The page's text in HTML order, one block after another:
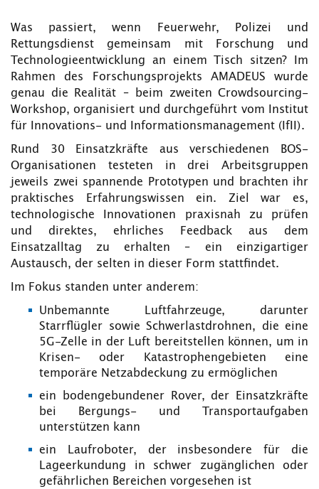
Was passiert, wenn Feuerwehr, Polizei und
Rettungsdienst gemeinsam mit Forschung und
Technologieentwicklung an einem Tisch sitzen? Im
Rahmen des Forschungsprojekts AMADEUS wurde
genau die Realität – beim zweiten Crowdsourcing-
Workshop, organisiert und durchgeführt vom Institut
für Innovations- und Informationsmanagement (IfII).
Rund 30 Einsatzkräfte aus verschiedenen BOS-
Organisationen testeten in drei Arbeitsgruppen
jeweils zwei spannende Prototypen und brachten ihr
praktisches Erfahrungswissen ein. Ziel war es,
technologische Innovationen praxisnah zu prüfen
und direktes, ehrliches Feedback aus dem
Einsatzalltag zu erhalten – ein einzigartiger
Austausch, der selten in dieser Form stattfindet.
Im Fokus standen unter anderem:
Unbemannte Luftfahrzeuge, darunter
Starrflügler sowie Schwerlastdrohnen, die eine
5G-Zelle in der Luft bereitstellen können, um in
Krisen- oder Katastrophengebieten eine
temporäre Netzabdeckung zu ermöglichen
ein bodengebundener Rover, der Einsatzkräfte
bei Bergungs- und Transportaufgaben
unterstützen kann
ein Laufroboter, der insbesondere für die
Lageerkundung in schwer zugänglichen oder
gefährlichen Bereichen vorgesehen ist